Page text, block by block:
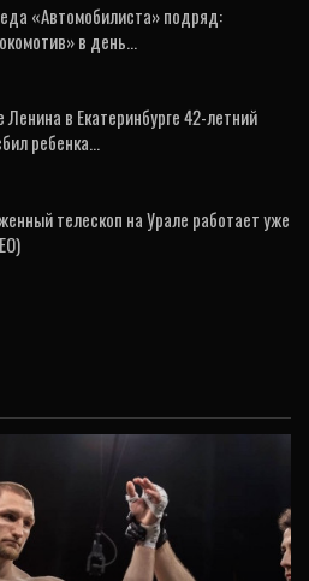
«Автомобилиста» подряд:
в день…
Ленина в Екатеринбурге 42-летний
ребенка…
телескоп на Урале работает уже